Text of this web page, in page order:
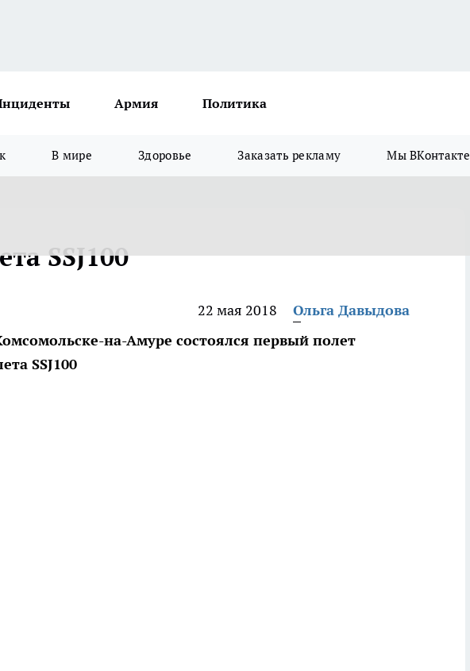
Армия Политика
В мире Здоровье Заказать рекламу Мы ВКонтакте
SSJ100
22 мая 2018
Ольга Давыдова
на-Амуре состоялся первый полет
SSJ100